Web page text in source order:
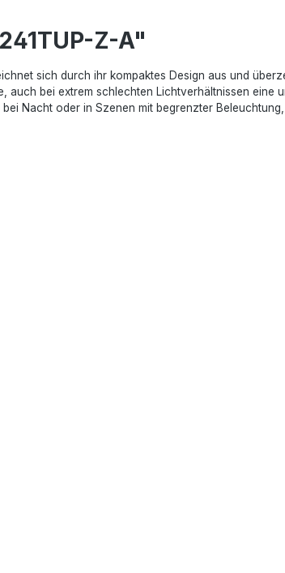
Z-A"
sich durch ihr kompaktes Design aus und
bei extrem schlechten Lichtverhältnissen eine
Nacht oder in Szenen mit begrenzter